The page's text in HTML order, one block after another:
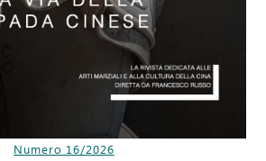
Numero 16/2026